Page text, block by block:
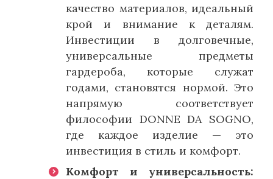
качество материалов, идеальный
крой и внимание к деталям.
Инвестиции в долговечные,
универсальные предметы
гардероба, которые служат
годами, становятся нормой. Это
напрямую соответствует
философии DONNE DA SOGNO,
где каждое изделие — это
инвестиция в стиль и комфорт.
Комфорт и универсальность: